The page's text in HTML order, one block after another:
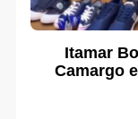
Itamar
Camargo